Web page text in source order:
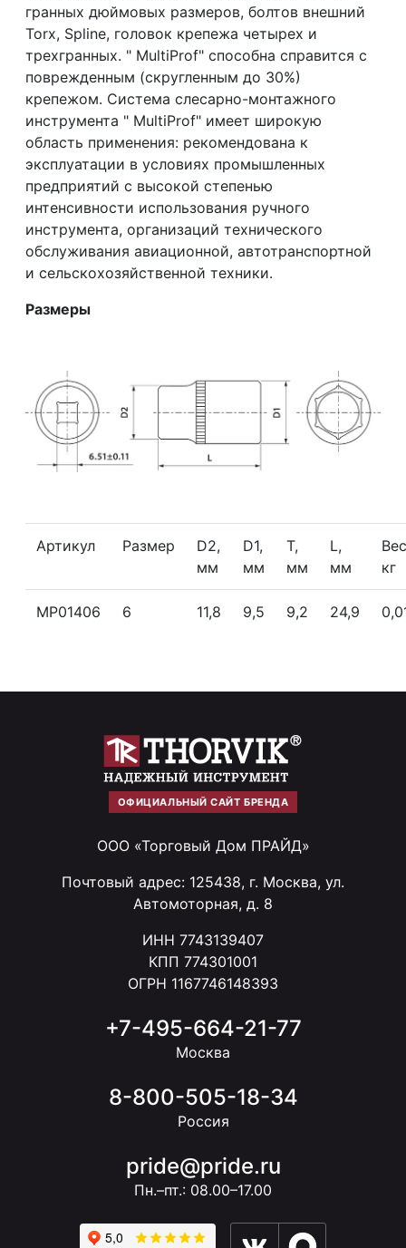
гранных дюймовых размеров, болтов внешний
Torx, Spline, головок крепежа четырех и
трехгранных. " MultiProf" способна справится с
поврежденным (скругленным до 30%)
крепежом. Система слесарно-монтажного
инструмента " MultiProf" имеет широкую
область применения: рекомендована к
эксплуатации в условиях промышленных
предприятий с высокой степенью
интенсивности использования ручного
инструмента, организаций технического
обслуживания авиационной, автотранспортной
и сельскохозяйственной техники.
Размеры
Артикул Размер
D2,
мм
D1,
мм
T,
мм
L,
мм
кг
MP01406 6 11,8 9,5 9,2 24,9
ОФИЦИАЛЬНЫЙ САЙТ БРЕНДА
ООО «Торговый Дом ПРАЙД»
Почтовый адрес: 125438, г. Москва, ул.
Автомоторная, д. 8
ИНН 7743139407
КПП 774301001
ОГРН 1167746148393
+7-495-664-21-77
Москва
8-800-505-18-34
Россия
pride@pride.ru
Пн.–пт.: 08.00–17.00